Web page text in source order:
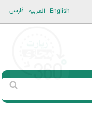
فارسی العربية English